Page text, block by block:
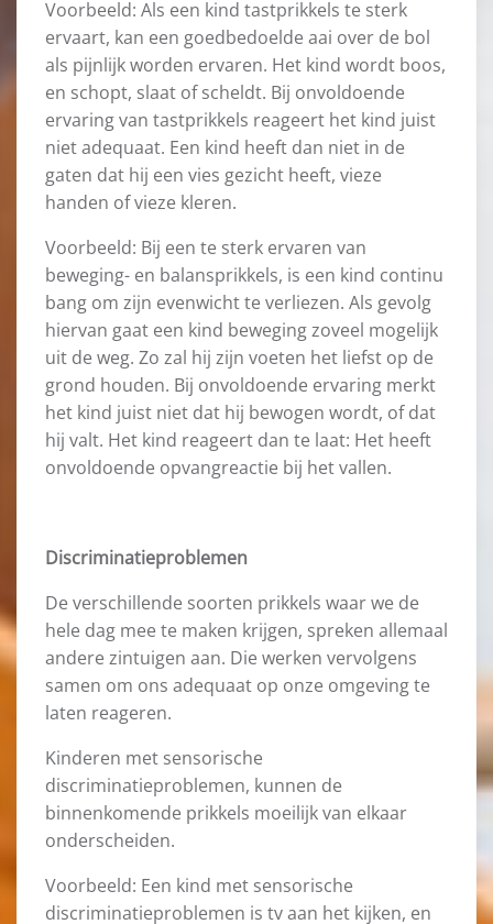
Voorbeeld: Als een kind tastprikkels te sterk
ervaart, kan een goedbedoelde aai over de bol
als pijnlijk worden ervaren. Het kind wordt boos,
en schopt, slaat of scheldt. Bij onvoldoende
ervaring van tastprikkels reageert het kind juist
niet adequaat. Een kind heeft dan niet in de
gaten dat hij een vies gezicht heeft, vieze
handen of vieze kleren.
Voorbeeld: Bij een te sterk ervaren van
beweging- en balansprikkels, is een kind continu
bang om zijn evenwicht te verliezen. Als gevolg
hiervan gaat een kind beweging zoveel mogelijk
uit de weg. Zo zal hij zijn voeten het liefst op de
grond houden. Bij onvoldoende ervaring merkt
het kind juist niet dat hij bewogen wordt, of dat
hij valt. Het kind reageert dan te laat: Het heeft
onvoldoende opvangreactie bij het vallen.
Discriminatieproblemen
De verschillende soorten prikkels waar we de
hele dag mee te maken krijgen, spreken allemaal
andere zintuigen aan. Die werken vervolgens
samen om ons adequaat op onze omgeving te
laten reageren.
Kinderen met sensorische
discriminatieproblemen, kunnen de
binnenkomende prikkels moeilijk van elkaar
onderscheiden.
Voorbeeld: Een kind met sensorische
discriminatieproblemen is tv aan het kijken, en